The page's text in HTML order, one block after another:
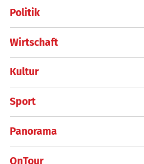
Politik
Wirtschaft
Kultur
Sport
Panorama
OnTour